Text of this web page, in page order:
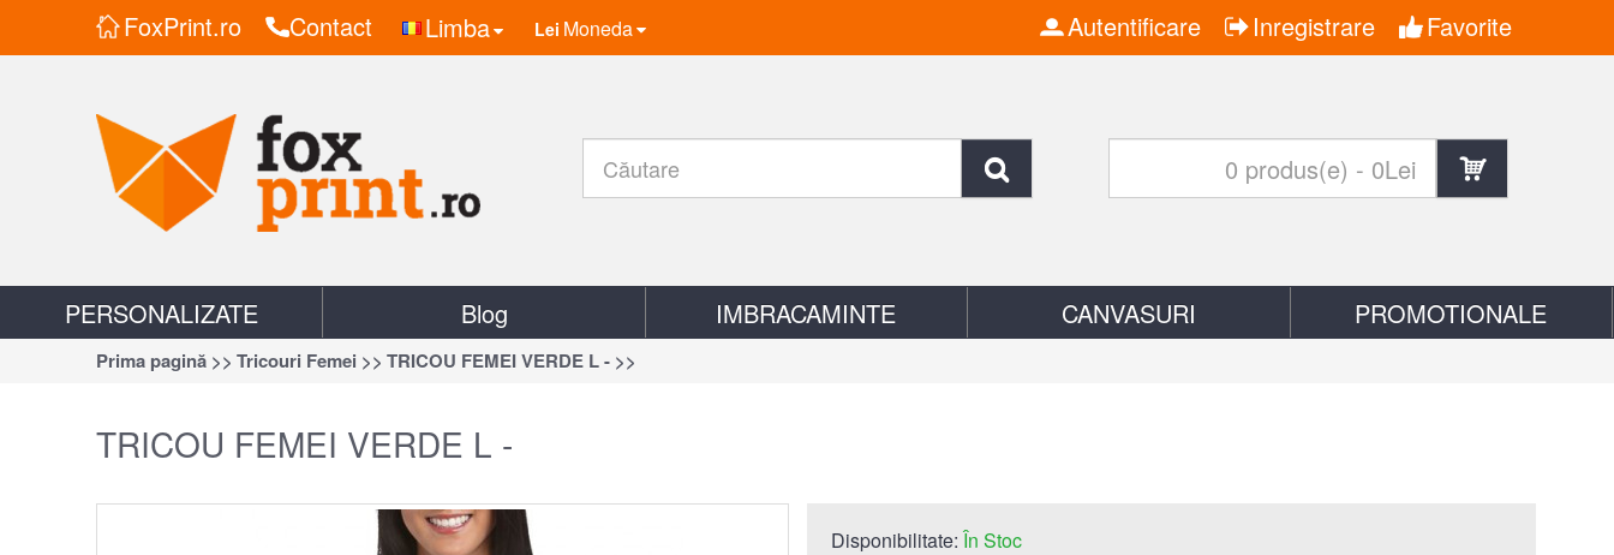
FoxPrint.ro Contact Limba Lei Moneda Autentificare Inregistrare Favorite
PERSONALIZATE Blog IMBRACAMINTE CANVASURI PROMOTIONALE
Prima pagină >> Tricouri Femei >> TRICOU FEMEI VERDE L - >>
TRICOU FEMEI VERDE L -
Disponibilitate: În Stoc